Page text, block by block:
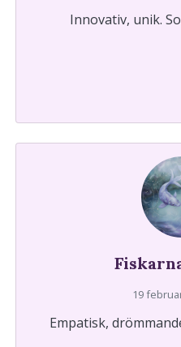
Innovativ, unik.
19
Empatisk,